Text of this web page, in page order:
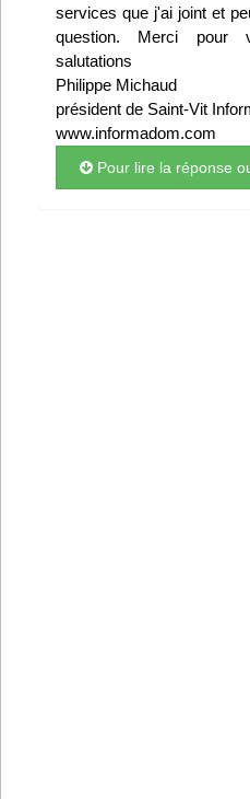
services que j'ai joint et
question. Merci pour
salutations
Philippe Michaud
président de Saint-Vit
www.informadom.com
Pour lire la réponse